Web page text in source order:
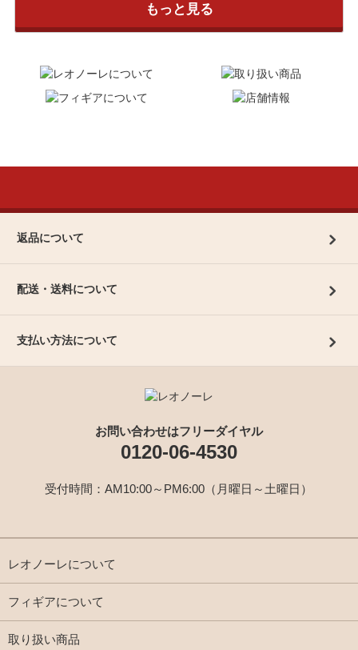
もっと見る
返品について
配送・送料について
支払い方法について
お問い合わせはフリーダイヤル
0120-06-4530
受付時間：AM10:00～PM6:00（月曜日～土曜日）
レオノーレについて
フィギアについて
取り扱い商品